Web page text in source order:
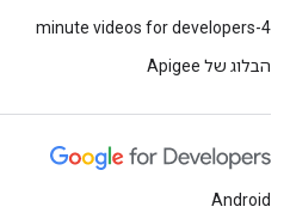
4-minute videos for developers
הבלוג של Apigee
Android